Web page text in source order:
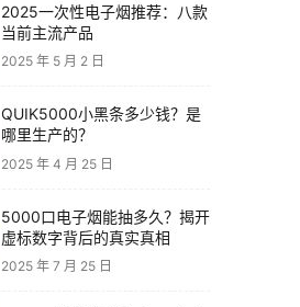
2025一次性电子烟推荐：八款
当前主流产品
2025 年 5 月 2 日
QUIK5000小黑条多少钱？是
哪里生产的？
2025 年 4 月 25 日
5000口电子烟能抽多久？揭开
虚标数字背后的真实真相
2025 年 7 月 25 日